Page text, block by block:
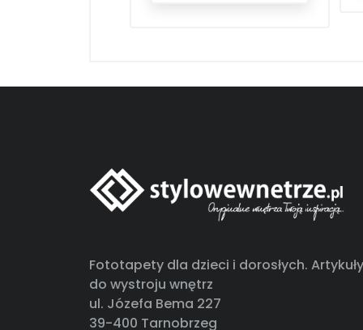
Fototapety dla dzieci i dorosłych. Artykuły
do wystroju wnętrz
ul. Józefa Bema 227
39-400 Tarnobrzeg